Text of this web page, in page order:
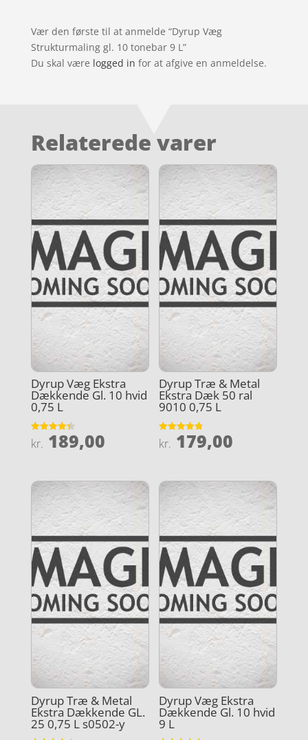
Vær den første til at anmelde “Dyrup Væg
Strukturmaling gl. 10 tonebar 9 L”
Du skal være logged in for at afgive en anmeldelse.
Relaterede varer
Dyrup Væg Ekstra
Dækkende Gl. 10 hvid
0,75 L
Vurderet
4.4
kr. 189,00
Dyrup Træ & Metal
Ekstra Dæk 50 ral
9010 0,75 L
Vurderet
4.8
kr. 179,00
Dyrup Træ & Metal
Ekstra Dækkende GL.
25 0,75 L s0502-y
Dyrup Væg Ekstra
Dækkende Gl. 10 hvid
9 L